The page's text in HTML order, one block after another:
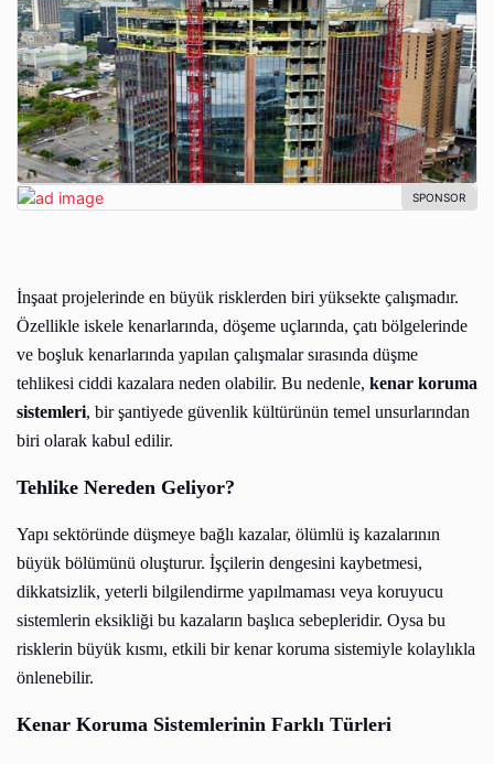
İnşaat projelerinde en büyük risklerden biri yüksekte çalışmadır.
Özellikle iskele kenarlarında, döşeme uçlarında, çatı bölgelerinde
ve boşluk kenarlarında yapılan çalışmalar sırasında düşme
tehlikesi ciddi kazalara neden olabilir. Bu nedenle, kenar koruma
sistemleri, bir şantiyede güvenlik kültürünün temel unsurlarından
biri olarak kabul edilir.
Tehlike Nereden Geliyor?
Yapı sektöründe düşmeye bağlı kazalar, ölümlü iş kazalarının
büyük bölümünü oluşturur. İşçilerin dengesini kaybetmesi,
dikkatsizlik, yeterli bilgilendirme yapılmaması veya koruyucu
sistemlerin eksikliği bu kazaların başlıca sebepleridir. Oysa bu
risklerin büyük kısmı, etkili bir kenar koruma sistemiyle kolaylıkla
önlenebilir.
Kenar Koruma Sistemlerinin Farklı Türleri